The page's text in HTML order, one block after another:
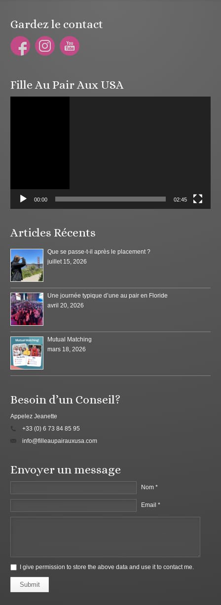
Gardez le contact
Fille Au Pair Aux USA
00:00 02:45
Articles Récents
Que se passe-t-il après le placement ?
juillet 15, 2026
Une journée typique d’une au pair en Floride
avril 20, 2026
Mutual Matching
mars 18, 2026
Besoin d’un Conseil?
Appelez Jeanette
+33 (0) 6 73 84 85 95
info@filleaupairauxusa.com
Envoyer un message
Nom *
Email *
I give permission to store the above data and use it to contact me.
Submit